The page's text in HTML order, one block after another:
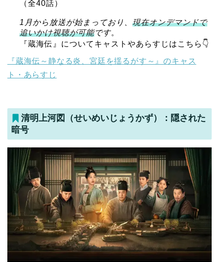
（全40話）
1月から放送が始まっており、 現在オンデマンドで
追いかけ視聴が可能です。
『蔵海伝』についてキャストやあらすじはこちら👇️
『蔵海伝～静なる炎、宮廷を揺るがす～』のキャス
ト・あらすじ
清明上河図（せいめいじょうかず）：隠された
暗号